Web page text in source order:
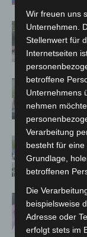
Wir freuen uns
Unternehmen.
Stellenwert für
Internetseiten
betroffene
Unternehmens
nehmen
Verarbeitung
besteht für
Grundlage,
betroffenen
Die
beispielsweise
Adresse oder
erfolgt stets im